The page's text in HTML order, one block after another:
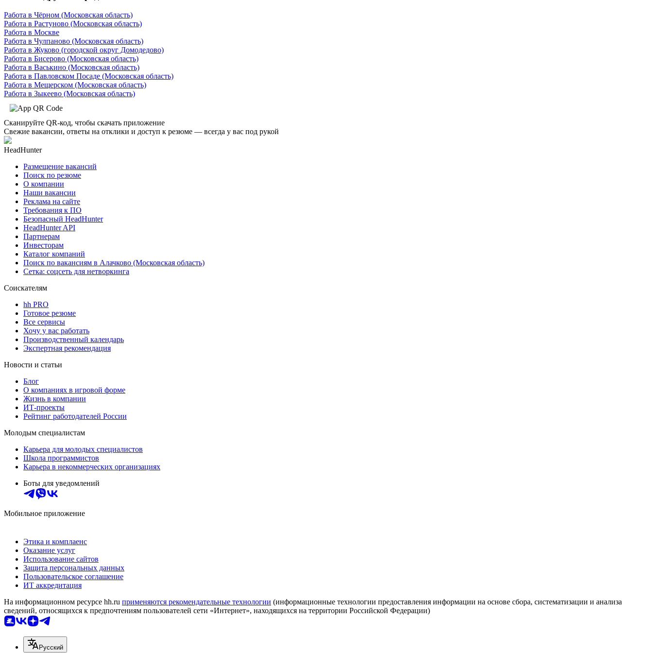
Работа в Чёрном (Московская область)
Работа в Растуново (Московская область)
Работа в Москве
Работа в Чулпаново (Московская область)
Работа в Жуково (городской округ Домодедово)
Работа в Бисерово (Московская область)
Работа в Васькино (Московская область)
Работа в Павловском Посаде (Московская область)
Работа в Мещерском (Московская область)
Работа в Зыкеево (Московская область)
Сканируйте QR-код, чтобы скачать приложение
Свежие вакансии, ответы на отклики и доступ к резюме — всегда у вас под рукой
HeadHunter
Размещение вакансий
Поиск по резюме
О компании
Наши вакансии
Реклама на сайте
Требования к ПО
Безопасный HeadHunter
HeadHunter API
Партнерам
Инвесторам
Каталог компаний
Поиск по вакансиям в Алачково (Московская область)
Сетка: соцсеть для нетворкинга
Соискателям
hh PRO
Готовое резюме
Все сервисы
Хочу у вас работать
Производственный календарь
Экспертная рекомендация
Новости и статьи
Блог
О компаниях в игровой форме
Жизнь в компании
ИТ-проекты
Рейтинг работодателей России
Молодым специалистам
Карьера для молодых специалистов
Школа программистов
Карьера в некоммерческих организациях
Боты для уведомлений
Мобильное приложение
Этика и комплаенс
Оказание услуг
Использование сайтов
Защита персональных данных
Пользовательское соглашение
ИТ аккредитация
На информационном ресурсе hh.ru применяются рекомендательные технологии (информационные технологии предоставления информации на основе сбора, систематизации и анализа
сведений, относящихся к предпочтениям пользователей сети «Интернет», находящихся на территории Российской Федерации)
Русский